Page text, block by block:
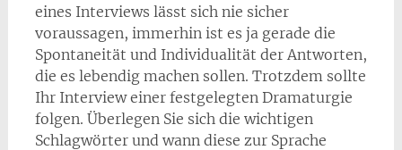
eines Interviews lässt sich nie sicher
voraussagen, immerhin ist es ja gerade die
Spontaneität und Individualität der Antworten,
die es lebendig machen sollen. Trotzdem sollte
Ihr Interview einer festgelegten Dramaturgie
folgen. Überlegen Sie sich die wichtigen
Schlagwörter und wann diese zur Sprache